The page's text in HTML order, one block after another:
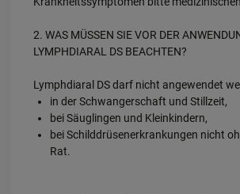
2. WAS MÜSSEN SIE VOR DER
LYMPHDIARAL DS BEACHTEN?
Lymphdiaral DS darf nicht angewendet
in der Schwangerschaft und Stillzeit,
bei Säuglingen und Kleinkindern,
bei Schilddrüsenerkrankungen nicht
Rat.